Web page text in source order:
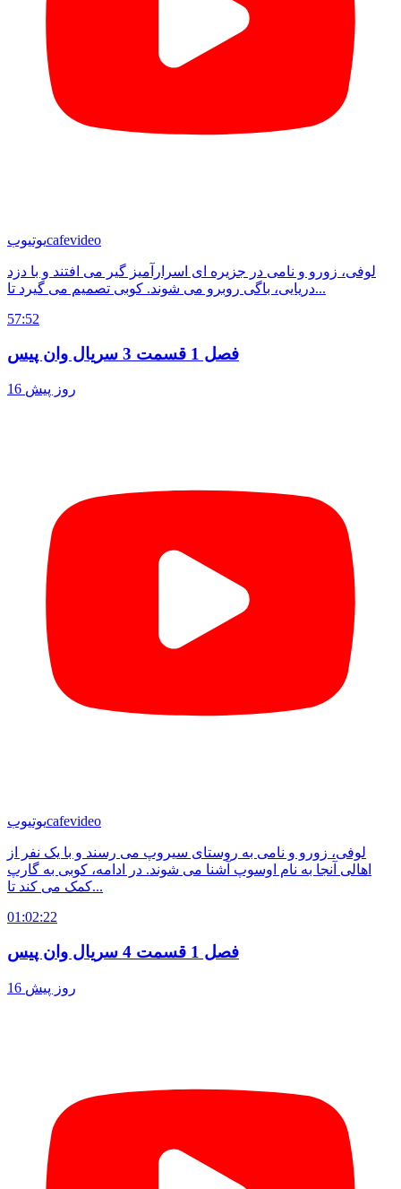
یوتیوبcafevideo
لوفی، زورو و نامی در جزیره ای اسرارآمیز گیر می افتند و با دزد
دریایی، باگی روبرو می شوند. کوبی تصمیم می گیرد تا...
57:52
فصل 1 قسمت 3 سریال وان پیس
16 روز پیش
یوتیوبcafevideo
لوفی، زورو و نامی به روستای سیروپ می رسند و با یک نفر از
اهالی آنجا به نام اوسوپ آشنا می‌ شوند. در ادامه، کوبی به گارپ
کمک می کند تا...
01:02:22
فصل 1 قسمت 4 سریال وان پیس
16 روز پیش